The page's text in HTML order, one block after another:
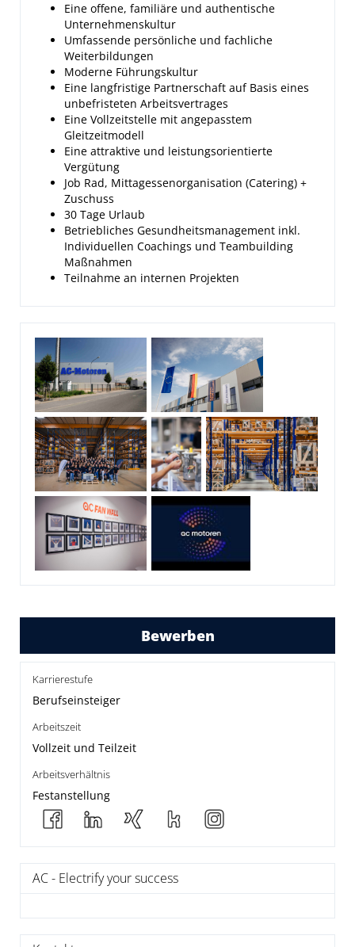
Eine offene, familiäre und authentische
Unternehmenskultur
Umfassende persönliche und fachliche
Weiterbildungen
Moderne Führungskultur
Eine langfristige Partnerschaft auf Basis eines
unbefristeten Arbeitsvertrages
Eine Vollzeitstelle mit angepasstem
Gleitzeitmodell
Eine attraktive und leistungsorientierte
Vergütung
Job Rad, Mittagessenorganisation (Catering) +
Zuschuss
30 Tage Urlaub
Betriebliches Gesundheitsmanagement inkl.
Individuellen Coachings und Teambuilding
Maßnahmen
Teilnahme an internen Projekten
Bewerben
Karrierestufe
Berufseinsteiger
Arbeitszeit
Vollzeit und Teilzeit
Arbeitsverhältnis
Festanstellung
AC - Electrify your success